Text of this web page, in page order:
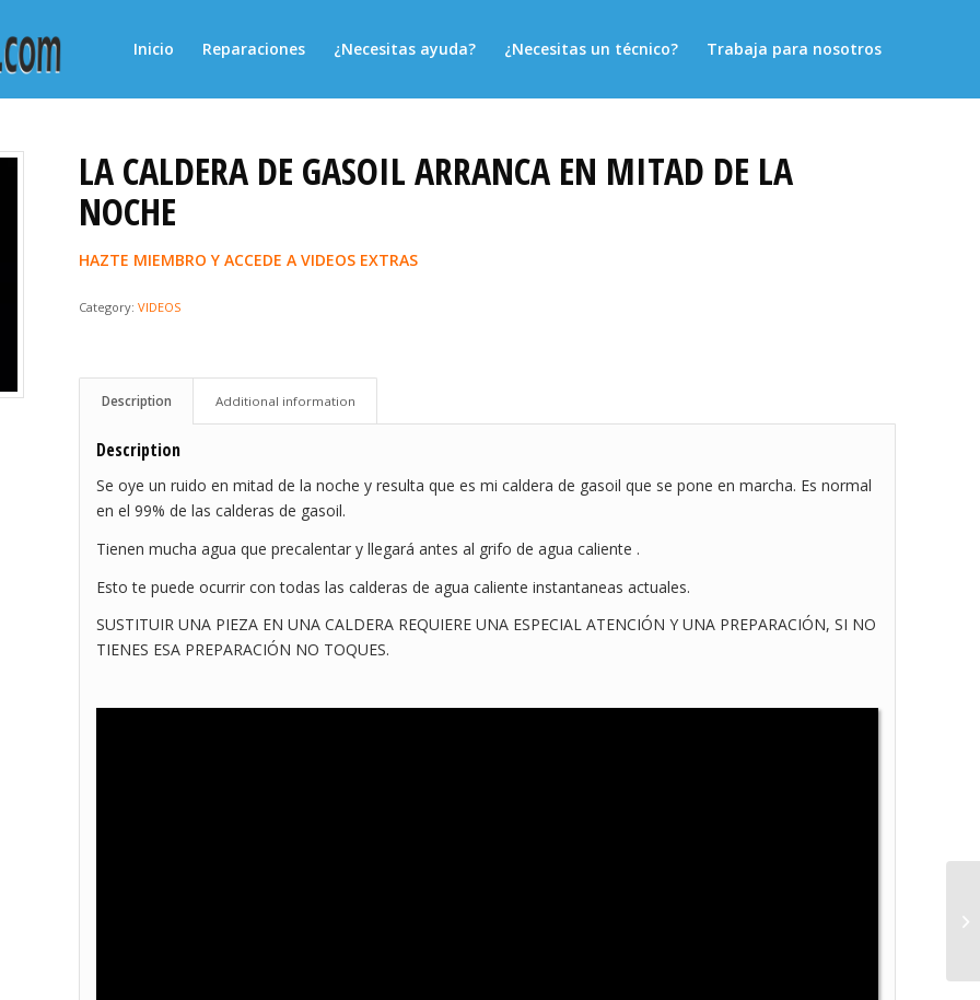
Inicio Reparaciones ¿Necesitas ayuda? ¿Necesitas un técnico? Trabaja para nosotros
LA CALDERA DE GASOIL ARRANCA EN MITAD DE LA
NOCHE
HAZTE MIEMBRO Y ACCEDE A VIDEOS EXTRAS
Category: VIDEOS
Description Additional information
Description
Se oye un ruido en mitad de la noche y resulta que es mi caldera de gasoil que se pone en marcha. Es normal
en el 99% de las calderas de gasoil.
Tienen mucha agua que precalentar y llegará antes al grifo de agua caliente .
Esto te puede ocurrir con todas las calderas de agua caliente instantaneas actuales.
SUSTITUIR UNA PIEZA EN UNA CALDERA REQUIERE UNA ESPECIAL ATENCIÓN Y UNA PREPARACIÓN, SI NO
TIENES ESA PREPARACIÓN NO TOQUES.